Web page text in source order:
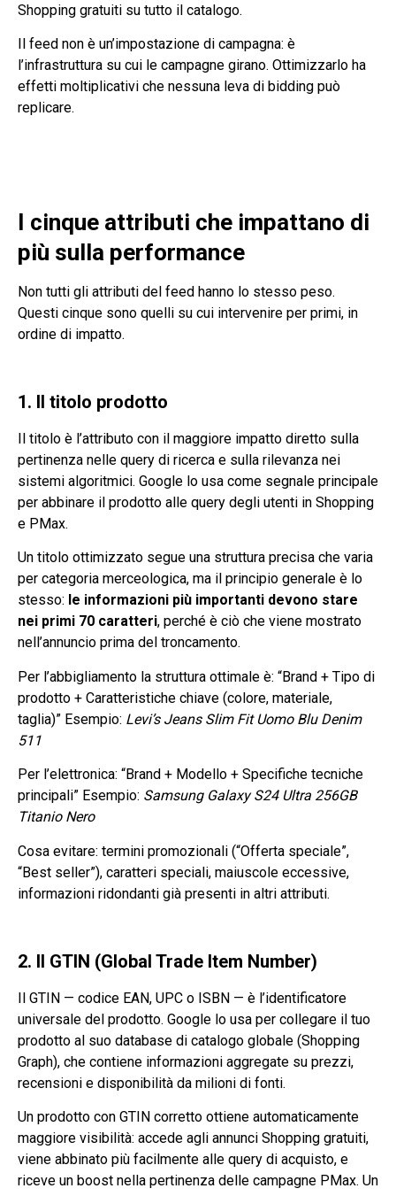
Shopping gratuiti su tutto il catalogo.
Il feed non è un’impostazione di campagna: è
l’infrastruttura su cui le campagne girano. Ottimizzarlo ha
effetti moltiplicativi che nessuna leva di bidding può
replicare.
I cinque attributi che impattano di
più sulla performance
Non tutti gli attributi del feed hanno lo stesso peso.
Questi cinque sono quelli su cui intervenire per primi, in
ordine di impatto.
1. Il titolo prodotto
Il titolo è l’attributo con il maggiore impatto diretto sulla
pertinenza nelle query di ricerca e sulla rilevanza nei
sistemi algoritmici. Google lo usa come segnale principale
per abbinare il prodotto alle query degli utenti in Shopping
e PMax.
Un titolo ottimizzato segue una struttura precisa che varia
per categoria merceologica, ma il principio generale è lo
stesso: le informazioni più importanti devono stare
nei primi 70 caratteri, perché è ciò che viene mostrato
nell’annuncio prima del troncamento.
Per l’abbigliamento la struttura ottimale è: “Brand + Tipo di
prodotto + Caratteristiche chiave (colore, materiale,
taglia)” Esempio: Levi’s Jeans Slim Fit Uomo Blu Denim
511
Per l’elettronica: “Brand + Modello + Specifiche tecniche
principali” Esempio: Samsung Galaxy S24 Ultra 256GB
Titanio Nero
Cosa evitare: termini promozionali (“Offerta speciale”,
“Best seller”), caratteri speciali, maiuscole eccessive,
informazioni ridondanti già presenti in altri attributi.
2. Il GTIN (Global Trade Item Number)
Il GTIN — codice EAN, UPC o ISBN — è l’identificatore
universale del prodotto. Google lo usa per collegare il tuo
prodotto al suo database di catalogo globale (Shopping
Graph), che contiene informazioni aggregate su prezzi,
recensioni e disponibilità da milioni di fonti.
Un prodotto con GTIN corretto ottiene automaticamente
maggiore visibilità: accede agli annunci Shopping gratuiti,
viene abbinato più facilmente alle query di acquisto, e
riceve un boost nella pertinenza delle campagne PMax. Un